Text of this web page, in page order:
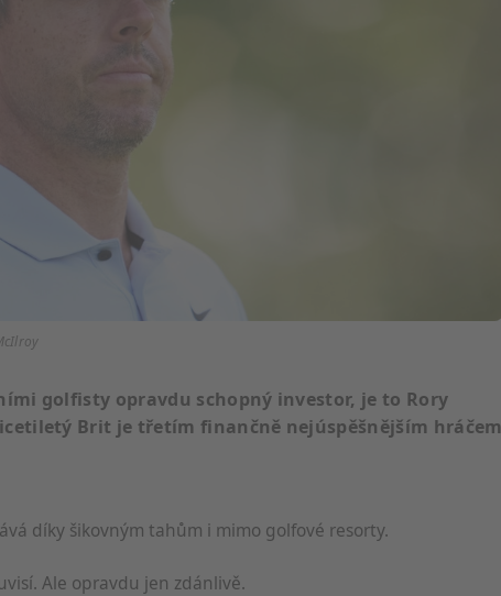
golfisty opravdu schopný investor, je to Rory
Brit je třetím finančně nejúspěšnějším hráčem
díky šikovným tahům i mimo golfové resorty.
Ale opravdu jen zdánlivě.